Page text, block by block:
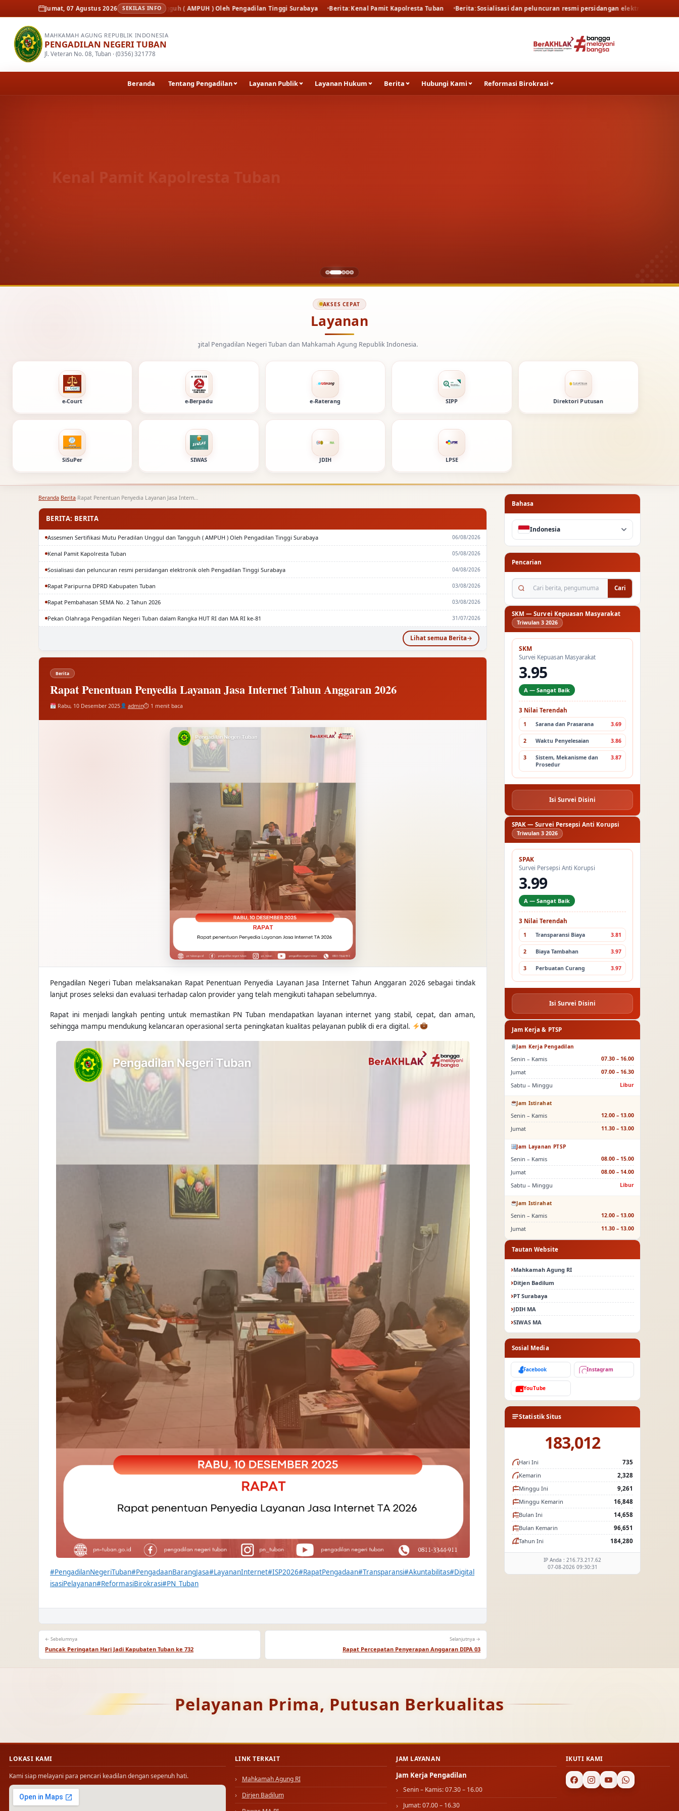
Jumat, 07 Agustus 2026 SEKILAS INFO
Peradilan Unggul dan Tangguh ( AMPUH ) Oleh Pengadilan Tinggi Surabaya Berita Kenal Pamit Kapolresta Tuban Berita Sosialisasi dan peluncuran resmi persidangan elektronik oleh Pengadilan Tinggi
MAHKAMAH AGUNG REPUBLIK INDONESIA
PENGADILAN NEGERI TUBAN
Jl. Veteran No. 08, Tuban · (0356) 321778
Beranda Tentang Pengadilan Layanan Publik Layanan Hukum Berita Hubungi Kami Reformasi Birokrasi
Kenal Pamit Kapolresta Tuban
AKSES CEPAT
Layanan
Layanan digital Pengadilan Negeri Tuban dan Mahkamah Agung Republik Indonesia.
e-Court e-Berpadu e-Raterang SIPP Direktori Putusan
SiSuPer SIWAS JDIH LPSE
Beranda›Berita› Rapat Penentuan Penyedia Layanan Jasa Internet Tahun Anggaran…
BERITA: BERITA
Assesmen Sertifikasi Mutu Peradilan Unggul dan Tangguh ( AMPUH ) Oleh Pengadilan Tinggi Surabaya 06/08/2026
Kenal Pamit Kapolresta Tuban 05/08/2026
Sosialisasi dan peluncuran resmi persidangan elektronik oleh Pengadilan Tinggi Surabaya 04/08/2026
Rapat Paripurna DPRD Kabupaten Tuban 03/08/2026
Rapat Pembahasan SEMA No. 2 Tahun 2026 03/08/2026
Pekan Olahraga Pengadilan Negeri Tuban dalam Rangka HUT RI dan MA RI ke-81 31/07/2026
Lihat semua Berita
Berita
Rapat Penentuan Penyedia Layanan Jasa Internet Tahun Anggaran 2026
Rabu, 10 Desember 2025 admin⏱ 1 menit baca
Pengadilan Negeri Tuban melaksanakan Rapat Penentuan Penyedia Layanan Jasa Internet Tahun Anggaran 2026 sebagai tindak
lanjut proses seleksi dan evaluasi terhadap calon provider yang telah mengikuti tahapan sebelumnya.
Rapat ini menjadi langkah penting untuk memastikan PN Tuban mendapatkan layanan internet yang stabil, cepat, dan aman,
sehingga mampu mendukung kelancaran operasional serta peningkatan kualitas pelayanan publik di era digital.
#PengadilanNegeriTuban#PengadaanBarangJasa#LayananInternet#ISP2026#RapatPengadaan#Transparansi#Akuntabilitas#Digital
isasiPelayanan#ReformasiBirokrasi#PN_Tuban
← Sebelumnya
Puncak Peringatan Hari Jadi Kapubaten Tuban ke 732
Selanjutnya →
Rapat Percepatan Penyerapan Anggaran DIPA 03
Bahasa
Indonesia
Pencarian
Cari berita, pengumuman...
Cari
SKM — Survei Kepuasan Masyarakat
Triwulan 3 2026
SKM
Survei Kepuasan Masyarakat
3.95
A — Sangat Baik
3 Nilai Terendah
1 Sarana dan Prasarana 3.69
2 Waktu Penyelesaian 3.86
3
Sistem, Mekanisme dan
Prosedur
3.87
Isi Survei Disini
SPAK — Survei Persepsi Anti Korupsi
Triwulan 3 2026
SPAK
Survei Persepsi Anti Korupsi
3.99
A — Sangat Baik
3 Nilai Terendah
1 Transparansi Biaya 3.81
2 Biaya Tambahan 3.97
3 Perbuatan Curang 3.97
Isi Survei Disini
Jam Kerja & PTSP
Jam Kerja Pengadilan
Senin – Kamis 07.30 – 16.00
Jumat 07.00 – 16.30
Sabtu – Minggu Libur
Jam Istirahat
Senin – Kamis 12.00 – 13.00
Jumat 11.30 – 13.00
Jam Layanan PTSP
Senin – Kamis 08.00 – 15.00
Jumat 08.00 – 14.00
Sabtu – Minggu Libur
Jam Istirahat
Senin – Kamis 12.00 – 13.00
Jumat 11.30 – 13.00
Tautan Website
Mahkamah Agung RI
Ditjen Badilum
PT Surabaya
JDIH MA
SIWAS MA
Sosial Media
Facebook Instagram
YouTube
Statistik Situs
183,012
Hari Ini
735
Kemarin
2,328
Minggu Ini
9,261
Minggu Kemarin
16,848
Bulan Ini
14,658
Bulan Kemarin
96,651
Tahun Ini
184,280
IP Anda : 216.73.217.62
07-08-2026 09:30:31
Pelayanan Prima, Putusan Berkualitas
LOKASI KAMI
Kami siap melayani para pencari keadilan dengan sepenuh hati.
LINK TERKAIT
Mahkamah Agung RI
Dirjen Badilum
JAM LAYANAN
Jam Kerja Pengadilan
Senin – Kamis: 07.30 – 16.00
Jumat: 07.00 – 16.30
IKUTI KAMI